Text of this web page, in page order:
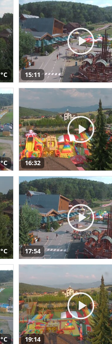
15:11
16:32
17:54
19:14